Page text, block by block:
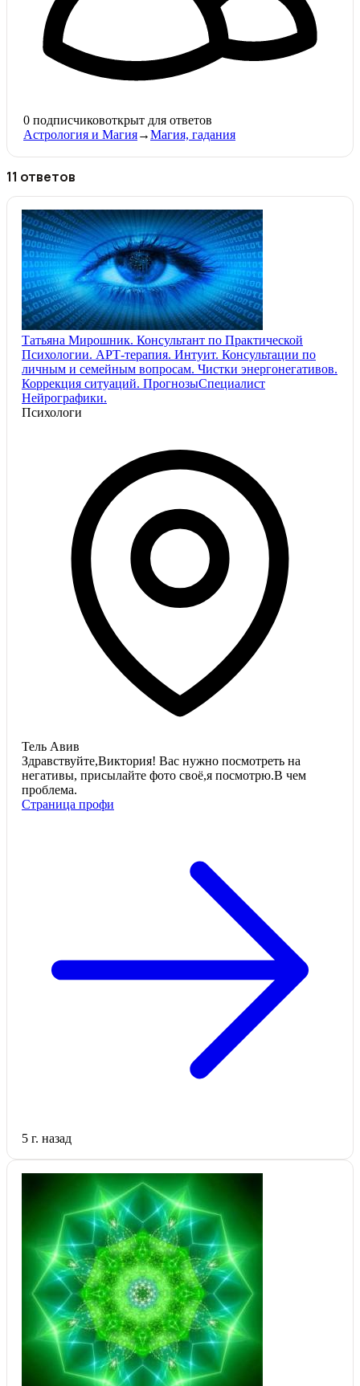
0 подписчиковоткрыт для ответов
Астрология и Магия→Магия, гадания
11 ответов
Татьяна Мирошник. Консультант по Практической
Психологии. АРТ-терапия. Интуит. Консультации по
личным и семейным вопросам. Чистки энергонегативов.
Коррекция ситуаций. ПрогнозыСпециалист
Нейрографики.
Психологи
Тель Авив
Здравствуйте,Виктория! Вас нужно посмотреть на
негативы, присылайте фото своё,я посмотрю.В чем
проблема.
Страница профи
5 г. назад